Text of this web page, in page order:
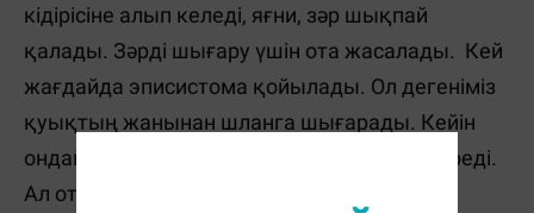
кідірісіне алып келеді, яғни, зәр шықпай
қалады. Зәрді шығару үшін ота жасалады. Кей
жағдайда эписистома қойылады. Ол дегеніміз
қуықтың жанынан шланга шығарады. Кейін
ондай адам өмір бойы шланга арқалап жүреді.
Ал ота жасатқанның өзінде бұл жағдай 2